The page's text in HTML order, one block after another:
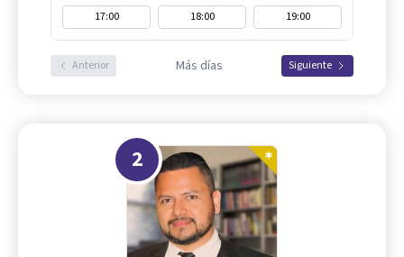
17:00
18:00 19:00
Anterior Más días Siguiente
2